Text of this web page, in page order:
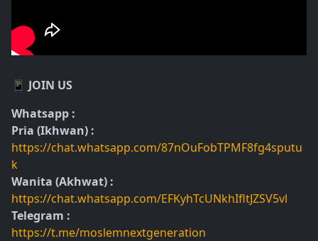
📱 JOIN US
Whatsapp :
Pria (Ikhwan) :
https://chat.whatsapp.com/87nOuFobTPMF8fg4sputu
k
Wanita (Akhwat) :
https://chat.whatsapp.com/EFKyhTcUNkhIfltJZSV5vl
Telegram :
https://t.me/moslemnextgeneration